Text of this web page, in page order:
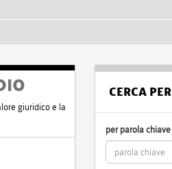
giuridico e la
CERCA PER
per parola chiave